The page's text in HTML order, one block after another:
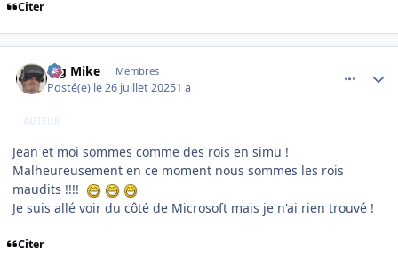
Citer
Big Mike Membres
Posté(e) le 26 juillet 20251 a
AUTEUR
Jean et moi sommes comme des rois en simu !
Malheureusement en ce moment nous sommes les rois
maudits !!!!
Je suis allé voir du côté de Microsoft mais je n'ai rien trouvé !
Citer